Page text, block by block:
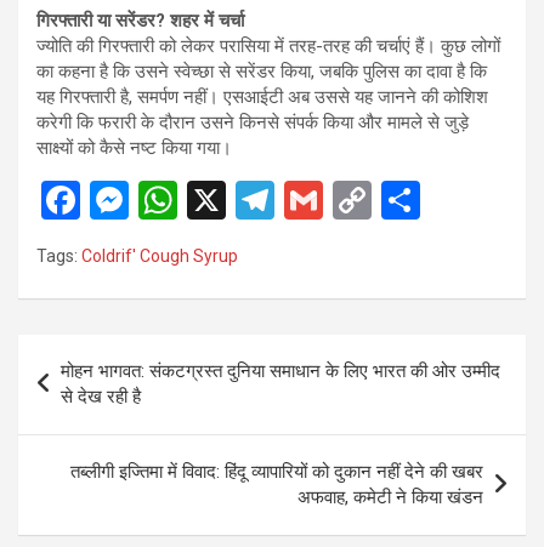
गिरफ्तारी या सरेंडर? शहर में चर्चा
ज्योति की गिरफ्तारी को लेकर परासिया में तरह-तरह की चर्चाएं हैं। कुछ लोगों
का कहना है कि उसने स्वेच्छा से सरेंडर किया, जबकि पुलिस का दावा है कि
यह गिरफ्तारी है, समर्पण नहीं। एसआईटी अब उससे यह जानने की कोशिश
करेगी कि फरारी के दौरान उसने किनसे संपर्क किया और मामले से जुड़े
साक्ष्यों को कैसे नष्ट किया गया।
F
a
ce
o
o
k
M
es
se
g
er
W
h
at
A
p
p
X
T
a
G
C
n
Tags: Coldrif' Cough Syrup
Post
navigation
मोहन भागवत: संकटग्रस्त दुनिया समाधान के लिए भारत की ओर उम्मीद
से देख रही है
तब्लीगी इज्तिमा में विवाद: हिंदू व्यापारियों को दुकान नहीं देने की खबर
अफवाह, कमेटी ने किया खंडन